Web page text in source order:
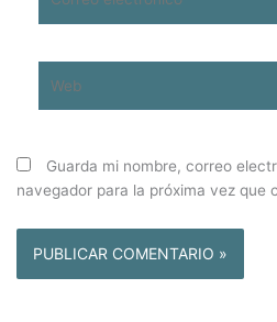
electrónico*
Guarda mi nombre, correo
navegador para la próxima vez que